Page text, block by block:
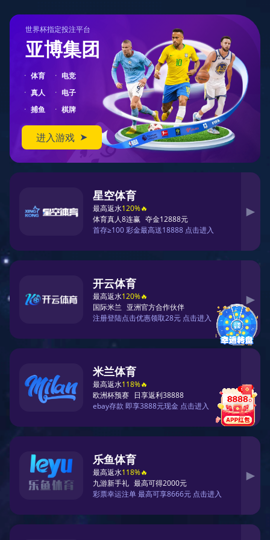
404
您在访问另一个平行宇宙中的页面
对不起，您要访问的页面可能跑到了另一个平行宇宙中。
您可以先返回首页
返回首页